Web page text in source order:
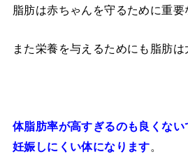
脂肪は赤ちゃんを守るために重要
また栄養を与えるためにも脂肪は
体脂肪率が高すぎるのも良くな
妊娠しにくい体になります。